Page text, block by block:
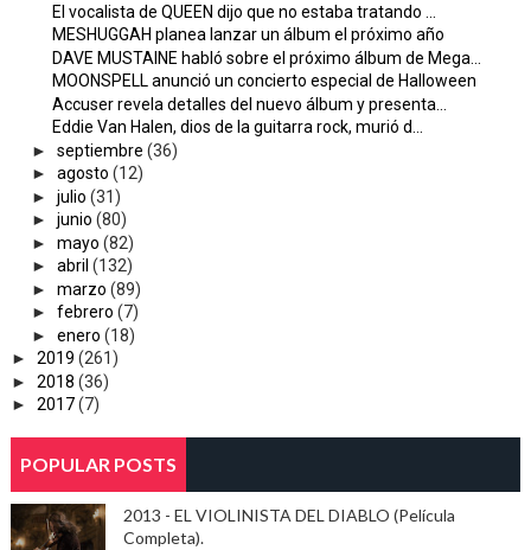
El vocalista de QUEEN dijo que no estaba tratando ...
MESHUGGAH planea lanzar un álbum el próximo año
DAVE MUSTAINE habló sobre el próximo álbum de Mega...
MOONSPELL anunció un concierto especial de Halloween
Accuser revela detalles del nuevo álbum y presenta...
Eddie Van Halen, dios de la guitarra rock, murió d...
► septiembre (36)
► agosto (12)
► julio (31)
► junio (80)
► mayo (82)
► abril (132)
► marzo (89)
► febrero (7)
► enero (18)
► 2019 (261)
► 2018 (36)
► 2017(7)
POPULAR POSTS
2013 - EL VIOLINISTA DEL DIABLO (Película
Completa).